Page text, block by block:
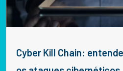
Cyber Kill Chain: entender para combater